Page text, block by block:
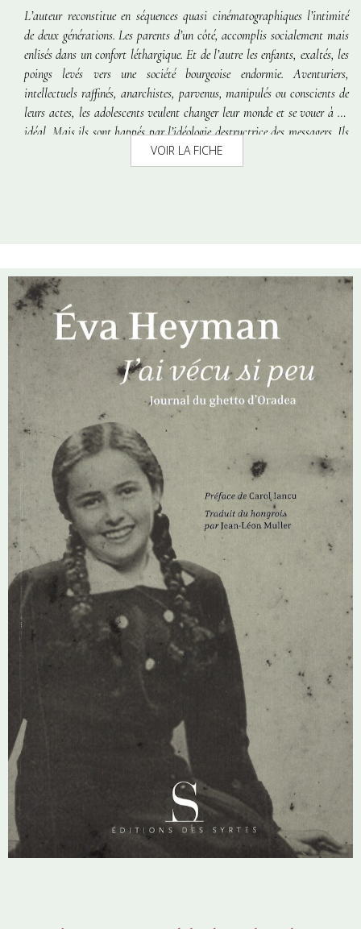
L’auteur reconstitue en séquences quasi cinématographiques l’intimité
de deux générations. Les parents d’un côté, accomplis socialement mais
enlisés dans un confort léthargique. Et de l’autre les enfants, exaltés, les
poings levés vers une société bourgeoise endormie. Aventuriers,
intellectuels raffinés, anarchistes, parvenus, manipulés ou conscients de
leurs actes, les adolescents veulent changer leur monde et se vouer à un
idéal. Mais ils sont happés par l’idéologie destructrice des messagers. Ils
perdent leur identité et leurs repères, et plongent dans la violence
VOIR LA FICHE